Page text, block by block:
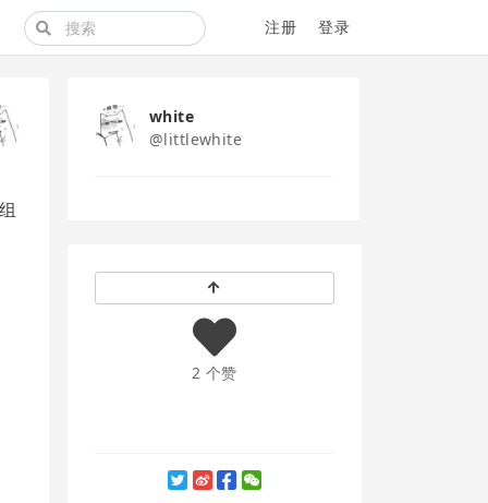
注册 登录
white
@littlewhite
2 个赞